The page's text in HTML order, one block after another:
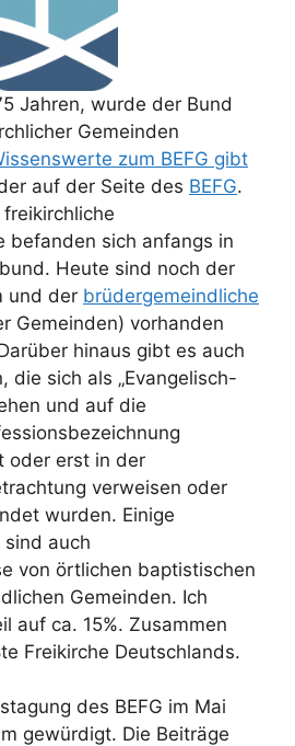
Jahren, wurde der Bund
Gemeinden
zum BEFG gibt
auf der Seite des BEFG.
befanden sich anfangs in
Heute sind noch der
und der brüdergemeindliche
Gemeinden) vorhanden
hinaus gibt es auch
die sich als „Evangelisch-
und auf die
oder erst in der
verweisen oder
wurden. Einige
sind auch
von örtlichen baptistischen
Gemeinden. Ich
auf ca. 15%. Zusammen
Freikirche Deutschlands.
des BEFG im Mai
gewürdigt. Die Beiträge